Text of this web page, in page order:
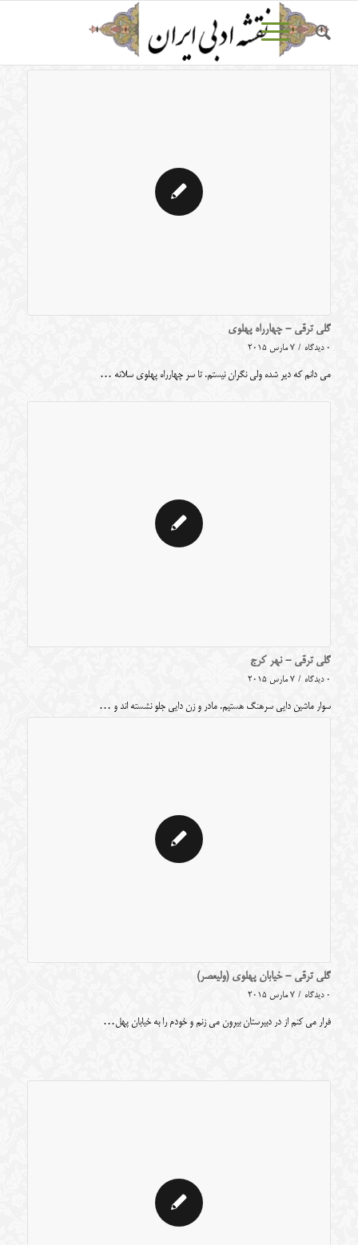
گلی ترقی - چهارراه پهلوی
0 دیدگاه / 7 مارس 2015
می دانم که دیر شده ولی نگران نیستم. تا سر چهارراه پهلوی سلانه …
گلی ترقی - نهر کرج
0 دیدگاه / 7 مارس 2015
سوار ماشین دایی سرهنگ هستیم. مادر و زن دایی جلو نشسته اند و …
گلی ترقی - خیابان پهلوی (ولیعصر)
0 دیدگاه / 7 مارس 2015
فرار می کنم از در دبیرستان بیرون می زنم و خودم را به خیابان پهل…